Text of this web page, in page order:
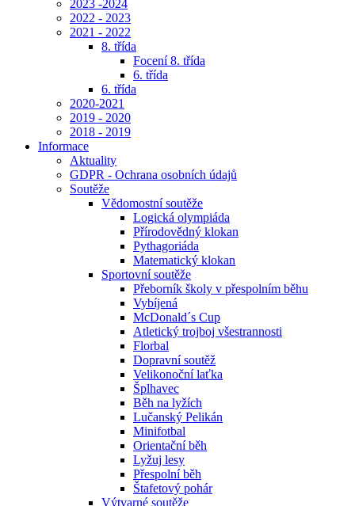
2023 -2024
2022 - 2023
2021 - 2022
8. třída
Focení 8. třída
6. třída
6. třída
2020-2021
2019 - 2020
2018 - 2019
Informace
Aktuality
GDPR - Ochrana osobních údajů
Soutěže
Vědomostní soutěže
Logická olympiáda
Přírodovědný klokan
Pythagoriáda
Matematický klokan
Sportovní soutěže
Přeborník školy v přespolním běhu
Vybíjená
McDonald´s Cup
Atletický trojboj všestrannosti
Florbal
Dopravní soutěž
Velikonoční laťka
Šplhavec
Běh na lyžích
Lučanský Pelikán
Minifotbal
Orientační běh
Lyžuj lesy
Přespolní běh
Štafetový pohár
Výtvarné soutěže